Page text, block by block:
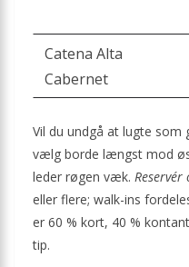
Catena Alta
Cabernet
Vil du undgå at lugte som
vælg borde længst mod
leder røgen væk. Reservér
eller flere; walk-ins
er 60 % kort, 40 %
tip.